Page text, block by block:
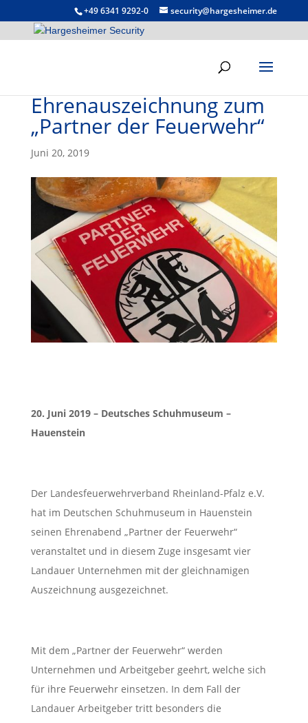
+49 6341 9292-0 security@hargesheimer.de
Ehrenauszeichnung zum
„Partner der Feuerwehr“
Juni 20, 2019
20. Juni 2019 – Deutsches Schuhmuseum –
Hauenstein
Der Landesfeuerwehrverband Rheinland-Pfalz e.V.
hat im Deutschen Schuhmuseum in Hauenstein
seinen Ehrenabend „Partner der Feuerwehr“
veranstaltet und in diesem Zuge insgesamt vier
Landauer Unternehmen mit der gleichnamigen
Auszeichnung ausgezeichnet.
Mit dem „Partner der Feuerwehr“ werden
Unternehmen und Arbeitgeber geehrt, welche sich
für ihre Feuerwehr einsetzen. In dem Fall der
Landauer Arbeitgeber tritt besonders die